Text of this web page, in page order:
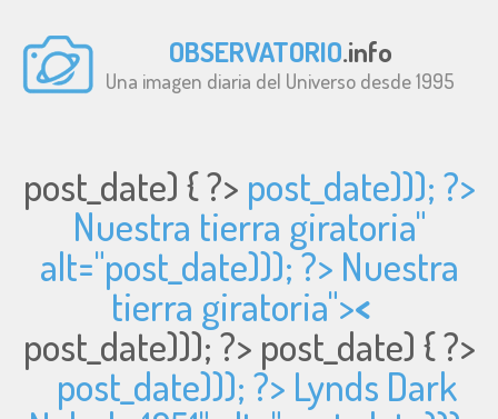
OBSERVATORIO.info
Una imagen diaria del Universo desde 1995
post_date) { ?> post_date))); ?>
Nuestra tierra giratoria"
alt="post_date))); ?> Nuestra
tierra giratoria"><
post_date))); ?> post_date) { ?>
post_date))); ?> Lynds Dark